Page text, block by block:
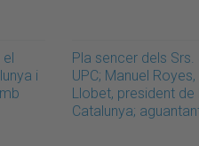
i
Pla sencer dels
UPC; Manuel
Llobet, president
Catalunya;